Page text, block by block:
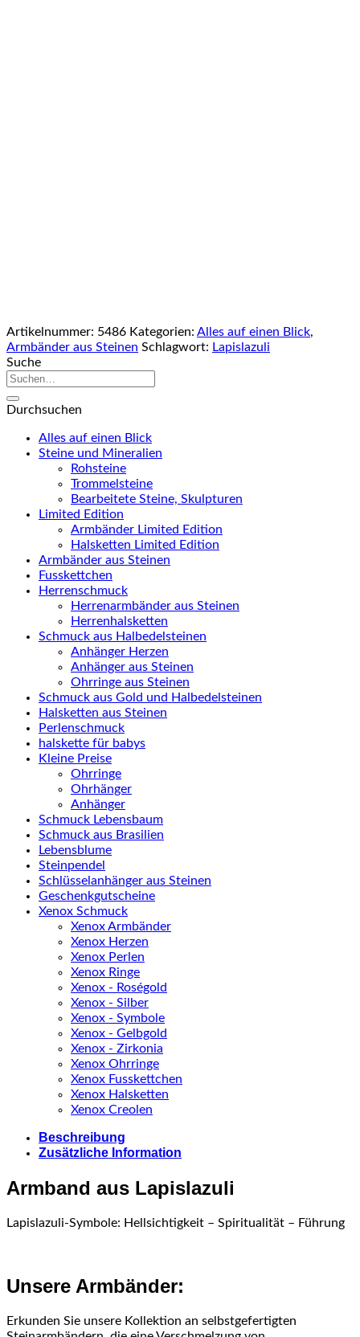
Artikelnummer: 5486 Kategorien: Alles auf einen Blick,
Armbänder aus Steinen Schlagwort: Lapislazuli
Suche
Suche
Durchsuchen
Alles auf einen Blick
Steine und Mineralien
Rohsteine
Trommelsteine
Bearbeitete Steine, Skulpturen
Limited Edition
Armbänder Limited Edition
Halsketten Limited Edition
Armbänder aus Steinen
Fusskettchen
Herrenschmuck
Herrenarmbänder aus Steinen
Herrenhalsketten
Schmuck aus Halbedelsteinen
Anhänger Herzen
Anhänger aus Steinen
Ohrringe aus Steinen
Schmuck aus Gold und Halbedelsteinen
Halsketten aus Steinen
Perlenschmuck
halskette für babys
Kleine Preise
Ohrringe
Ohrhänger
Anhänger
Schmuck Lebensbaum
Schmuck aus Brasilien
Lebensblume
Steinpendel
Schlüsselanhänger aus Steinen
Geschenkgutscheine
Xenox Schmuck
Xenox Armbänder
Xenox Herzen
Xenox Perlen
Xenox Ringe
Xenox - Roségold
Xenox - Silber
Xenox - Symbole
Xenox - Gelbgold
Xenox - Zirkonia
Xenox Ohrringe
Xenox Fusskettchen
Xenox Halsketten
Xenox Creolen
Beschreibung
Zusätzliche Information
Armband aus Lapislazuli
Lapislazuli-Symbole: Hellsichtigkeit – Spiritualität – Führung
Unsere Armbänder:
Erkunden Sie unsere Kollektion an selbstgefertigten